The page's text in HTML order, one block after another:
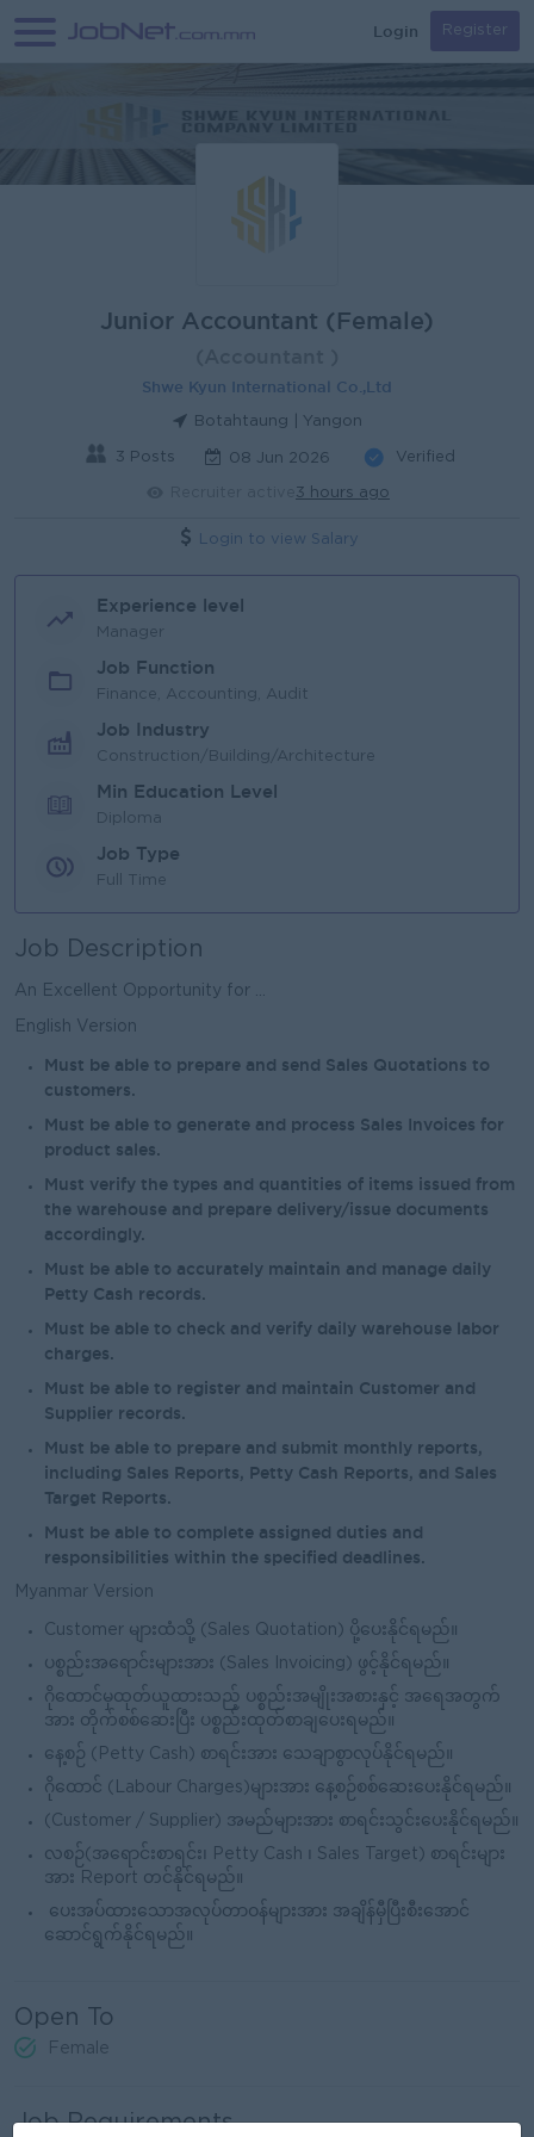
Login Register
Junior Accountant (Female)
Shwe Kyun International Co.,Ltd
Botahtaung | Yangon
3 Posts 08 Jun 2026 Verified
3 hours ago
Login to view Salary
Experience level
Manager
Job Function
Finance, Accounting, Audit
Job Industry
Construction/Building/Architecture
Min Education Level
Diploma
Job Type
Full Time
Job Description
An Excellent Opportunity for ...
English Version
Must be able to prepare and send Sales Quotations to
customers.
Must be able to generate and process Sales Invoices for
product sales.
Must verify the types and quantities of items issued from
the warehouse and prepare delivery/issue documents
accordingly.
Must be able to accurately maintain and manage daily
Petty Cash records.
Must be able to check and verify daily warehouse labor
charges.
Must be able to register and maintain Customer and
Supplier records.
Must be able to prepare and submit monthly reports,
including Sales Reports, Petty Cash Reports, and Sales
Target Reports.
Must be able to complete assigned duties and
responsibilities within the specified deadlines.
Myanmar Version
Customer များထံသို့ (Sales Quotation) ပို့ပေးနိုင်ရမည်။
ပစ္စည်းအရောင်းများအား (Sales Invoicing) ဖွင့်နိုင်ရမည်။
ဂိုထောင်မှထုတ်ယူထားသည့် ပစ္စည်းအမျိုးအစားနှင့် အရေအတွက်
အား တိုက်စစ်ဆေးပြီး ပစ္စည်းထုတ်စာချပေးရမည်။
နေ့စဉ် (Petty Cash) စာရင်းအား သေချာစွာလုပ်နိုင်ရမည်။
ဂိုထောင် (Labour Charges)များအား နေ့စဉ်စစ်ဆေးပေးနိုင်ရမည်။
(Customer / Supplier) အမည်များအား စာရင်းသွင်းပေးနိုင်ရမည်။
လစဉ်(အရောင်းစာရင်း၊ Petty Cash ၊ Sales Target) စာရင်းများ
အား Report တင်နိုင်ရမည်။
ပေးအပ်ထားသောအလုပ်တာဝန်များအား အချိန်မှီပြီးစီးအောင်
ဆောင်ရွက်နိုင်ရမည်။
Open To
Female
Job Requirements